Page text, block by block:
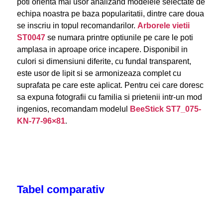
poti orienta mai usor analizand modelele selectate de
echipa noastra pe baza popularitatii, dintre care doua
se inscriu in topul recomandarilor. Arborele vietii
ST0047se numara printre optiunile pe care le poti
amplasa in aproape orice incapere. Disponibil in
culori si dimensiuni diferite, cu fundal transparent,
este usor de lipit si se armonizeaza complet cu
suprafata pe care este aplicat. Pentru cei care doresc
sa expuna fotografii cu familia si prietenii intr-un mod
ingenios, recomandam modelul
BeeStick ST7_075-
KN-77-96×81.
Tabel comparativ